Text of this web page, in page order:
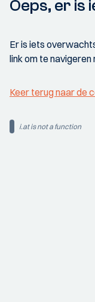
Oeps, er is
Er is iets
link om te
Keer terug naar de
i.at is not a function